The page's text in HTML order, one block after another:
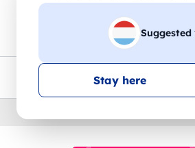
Stay here
Magliette Felpe
Consegna gratis